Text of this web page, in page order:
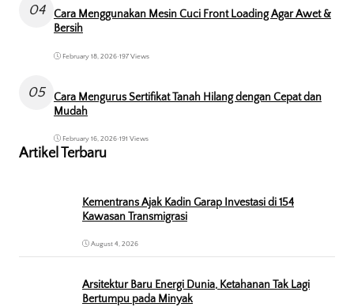
04
Cara Menggunakan Mesin Cuci Front Loading Agar Awet &
Bersih
February 18, 2026•197 Views
05
Cara Mengurus Sertifikat Tanah Hilang dengan Cepat dan
Mudah
February 16, 2026•191 Views
Artikel Terbaru
Kementrans Ajak Kadin Garap Investasi di 154
Kawasan Transmigrasi
August 4, 2026
Arsitektur Baru Energi Dunia, Ketahanan Tak Lagi
Bertumpu pada Minyak